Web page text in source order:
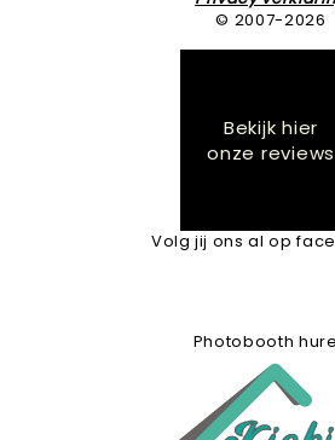
© 2007-2026
Bekijk hier
onze reviews
Volg jij ons al op
Photobooth